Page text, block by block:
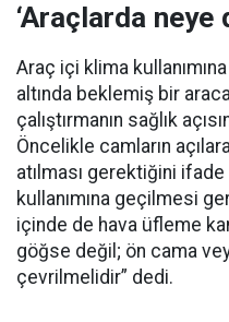
‘Araçlarda
Araç içi klima
altında beklemiş bir
çalıştırmanın sağlık
Öncelikle camların
atılması gerektiğini
kullanımına geçilmesi
içinde de hava üfleme
göğse değil; ön cama
çevrilmelidir” dedi.